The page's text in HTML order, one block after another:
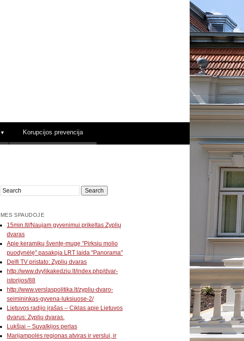
Korupcijos prevencija
MES SPAUDOJE
15min.lt//Naujam gyvenimui prikeltas Zyplių
dvaras
Apie keramikų šventę-mugę "Pirksiu molio
puodynėlę" pasakoja LRT laida "Panorama"
Delfi TV pristato: Zyplių dvaras
http://www.dvylikakedziu.lt/index.php/dvar-
istorijos/88
http://www.verslaspolitika.lt/zypliu-dvaro-
seimininkas-gyvena-luksiuose-2/
Lietuvos radijo įrašas – Ciklas apie Lietuvos
dvarus: Zyplių dvaras.
Lukšiai – Suvalkijos perlas
Marijampolės regionas atviras ir verslui, ir